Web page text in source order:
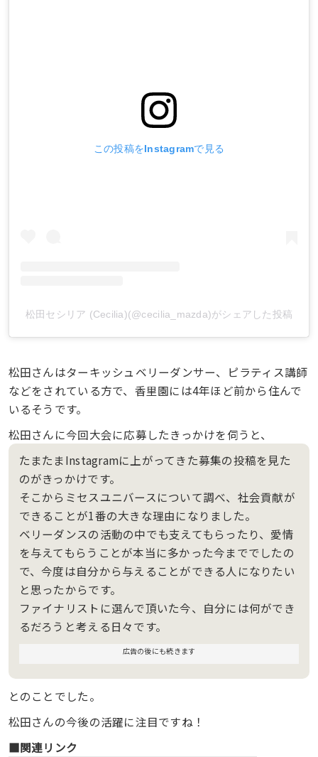
この投稿をInstagramで見る
松田セシリア (Cecilia)(@cecilia_mazda)がシェアした投稿
松田さんはターキッシュベリーダンサー、ピラティス講師
などをされている方で、香里園には4年ほど前から住んで
いるそうです。
松田さんに今回大会に応募したきっかけを伺うと、
たまたまInstagramに上がってきた募集の投稿を見た
のがきっかけです。
そこからミセスユニバースについて調べ、社会貢献が
できることが1番の大きな理由になりました。
ベリーダンスの活動の中でも支えてもらったり、愛情
を与えてもらうことが本当に多かった今まででしたの
で、今度は自分から与えることができる人になりたい
と思ったからです。
ファイナリストに選んで頂いた今、自分には何ができ
るだろうと考える日々です。
広告の後にも続きます
とのことでした。
松田さんの今後の活躍に注目ですね！
■関連リンク